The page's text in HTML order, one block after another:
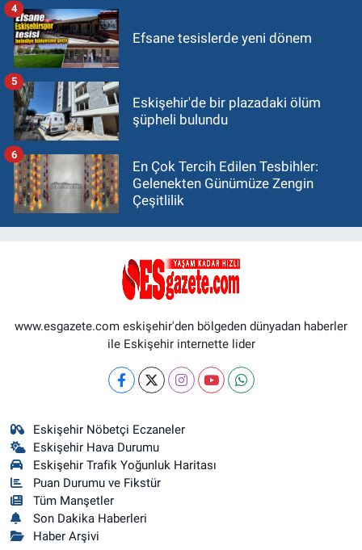
Efsane tesislerde yeni dönem
4
Eskişehir'de bir plazadaki ölüm
şüpheli bulundu
5
En Çok Tercih Edilen Tesbihler:
Gelenekten Günümüze Zengin
Çeşitlilik
6
www.esgazete.com eskişehir'den bölgeden dünyadan haberler
ile Eskişehir internette lider
Eskişehir Nöbetçi Eczaneler
Eskişehir Hava Durumu
Eskişehir Trafik Yoğunluk Haritası
Puan Durumu ve Fikstür
Tüm Manşetler
Son Dakika Haberleri
Haber Arşivi